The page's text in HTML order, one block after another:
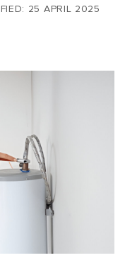
25 APRIL 2025